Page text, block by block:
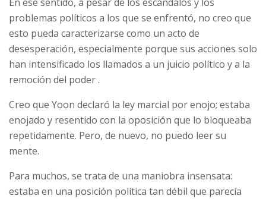
problemas políticos a los que se enfrentó, no creo que
esto pueda caracterizarse como un acto de
desesperación, especialmente porque sus acciones solo
han intensificado los llamados a un juicio político y a la
remoción del poder .
Creo que Yoon declaró la ley marcial por enojo; estaba
enojado y resentido con la oposición que lo bloqueaba
repetidamente. Pero, de nuevo, no puedo leer su
mente.
Para muchos, se trata de una maniobra insensata:
estaba en una posición política tan débil que parecía